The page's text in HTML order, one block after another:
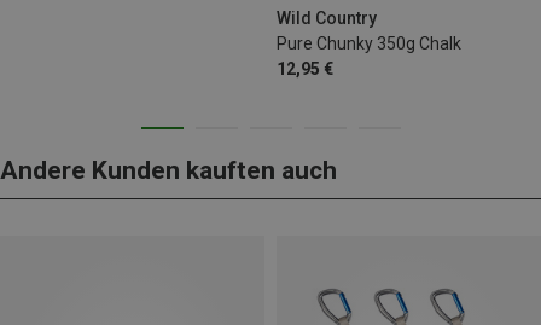
Wild Country
Pure Chunky 350g Chalk
12,95 €
Andere Kunden kauften auch